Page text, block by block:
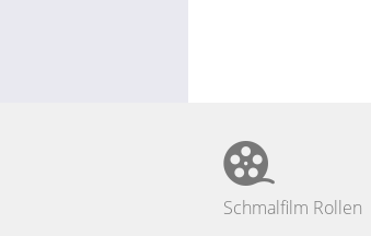
Schmalfilm Rollen